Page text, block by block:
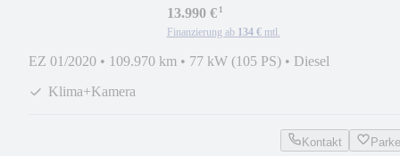
13.990 €¹
Finanzierung ab 134 € mtl.
EZ 01/2020 • 109.970 km • 77 kW (105 PS) • Diesel
Klima+Kamera
Kontakt